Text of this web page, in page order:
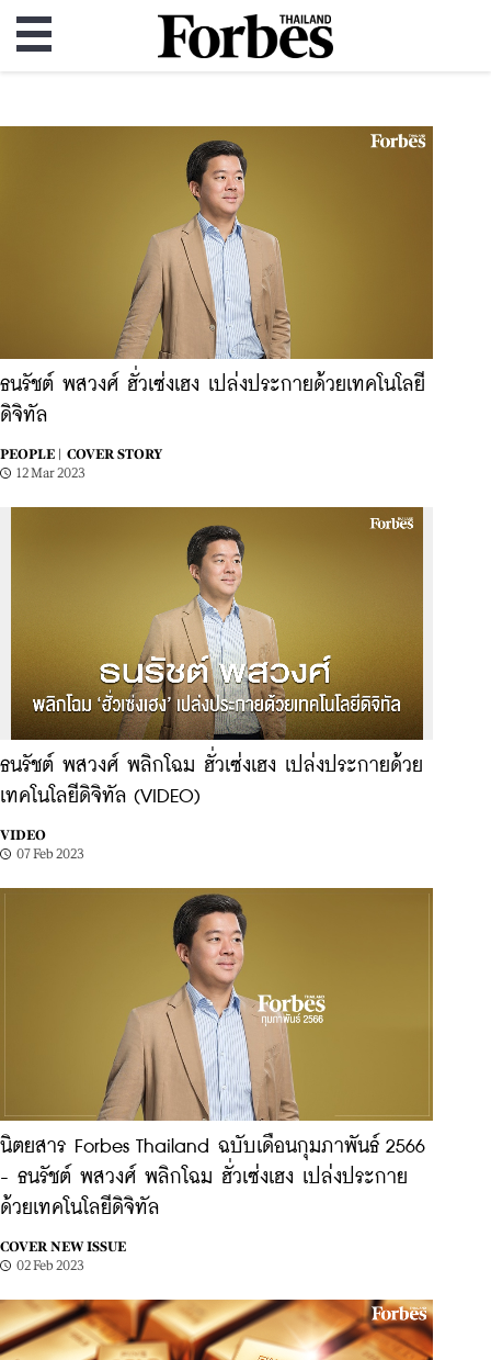
ธนรัชต์ พสวงศ์ ฮั่วเซ่งเฮง เปล่งประกายด้วยเทคโนโลยี
ดิจิทัล
PEOPLE |
COVER STORY
12 Mar 2023
ธนรัชต์ พสวงศ์ พลิกโฉม ฮั่วเซ่งเฮง เปล่งประกายด้วย
เทคโนโลยีดิจิทัล (VIDEO)
VIDEO
07 Feb 2023
นิตยสาร Forbes Thailand ฉบับเดือนกุมภาพันธ์ 2566
- ธนรัชต์ พสวงศ์ พลิกโฉม ฮั่วเซ่งเฮง เปล่งประกาย
ด้วยเทคโนโลยีดิจิทัล
COVER NEW ISSUE
02 Feb 2023